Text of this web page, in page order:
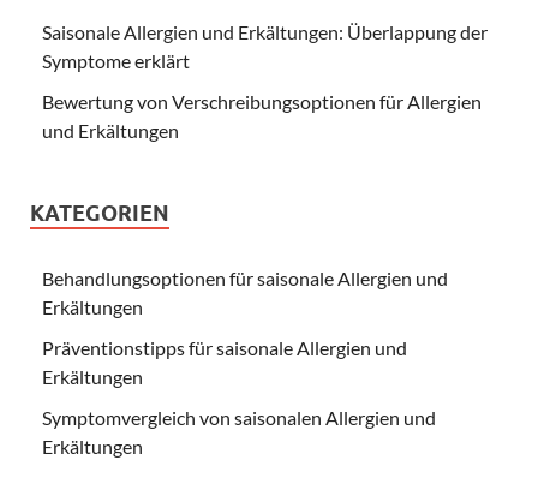
Saisonale Allergien und Erkältungen: Überlappung der
Symptome erklärt
Bewertung von Verschreibungsoptionen für Allergien
und Erkältungen
KATEGORIEN
Behandlungsoptionen für saisonale Allergien und
Erkältungen
Präventionstipps für saisonale Allergien und
Erkältungen
Symptomvergleich von saisonalen Allergien und
Erkältungen